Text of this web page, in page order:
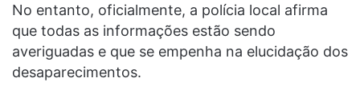
No entanto, oficialmente, a polícia local afirma
que todas as informações estão sendo
averiguadas e que se empenha na elucidação dos
desaparecimentos.